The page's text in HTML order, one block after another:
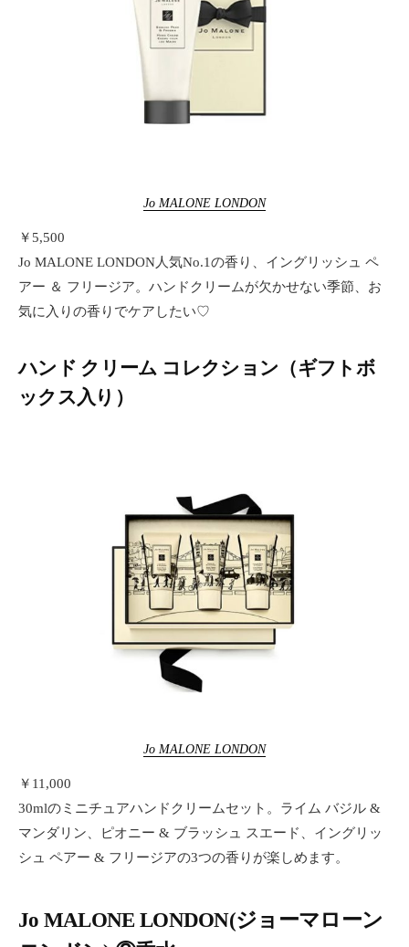
Jo MALONE LONDON
￥5,500
Jo MALONE LONDON人気No.1の香り、イングリッシュ ペ
アー ＆ フリージア。ハンドクリームが欠かせない季節、お
気に入りの香りでケアしたい♡
ハンド クリーム コレクション（ギフトボ
ックス入り）
Jo MALONE LONDON
￥11,000
30mlのミニチュアハンドクリームセット。ライム バジル &
マンダリン、ピオニー & ブラッシュ スエード、イングリッ
シュ ペアー & フリージアの3つの香りが楽しめます。
Jo MALONE LONDON(ジョーマローン